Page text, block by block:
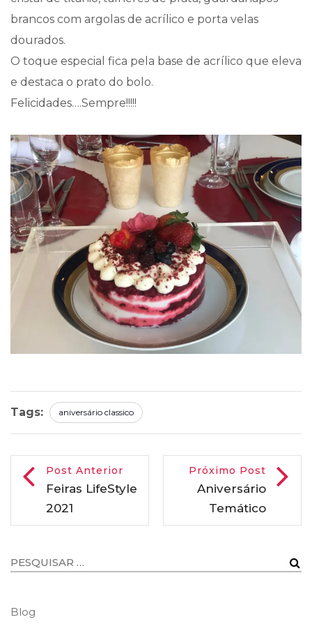
brancos com argolas de acrílico e porta velas
dourados.
O toque especial fica pela base de acrílico que eleva
e destaca o prato do bolo.
Felicidades….Sempre!!!!!
Tags: aniversário classico
Post Anterior
Feiras LifeStyle
2021
Próximo Post
Aniversário
Temático
Blog